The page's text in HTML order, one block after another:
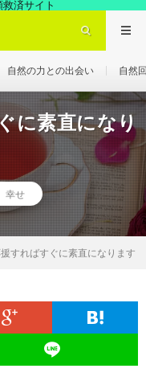
済サイト
自然の力との出会い 自然
に素直になり
幸せ
すればすぐに素直になります